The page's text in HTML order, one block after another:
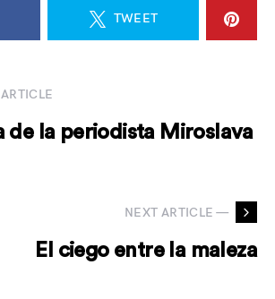
TWEET
de la periodista Miroslava
NEXT ARTICLE —
El ciego entre la maleza